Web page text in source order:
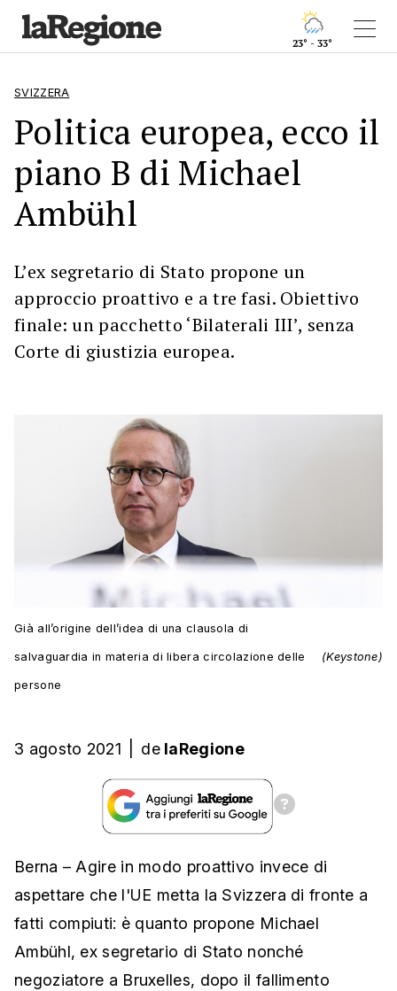
23° - 33°
SVIZZERA
Politica europea, ecco il
piano B di Michael
Ambühl
L’ex segretario di Stato propone un
approccio proattivo e a tre fasi. Obiettivo
finale: un pacchetto ‘Bilaterali III’, senza
Corte di giustizia europea.
Già all’origine dell’idea di una clausola di
salvaguardia in materia di libera circolazione delle
persone
(Keystone)
3 agosto 2021 de laRegione
Berna – Agire in modo proattivo invece di
aspettare che l'UE metta la Svizzera di fronte a
fatti compiuti: è quanto propone Michael
Ambühl, ex segretario di Stato nonché
negoziatore a Bruxelles, dopo il fallimento